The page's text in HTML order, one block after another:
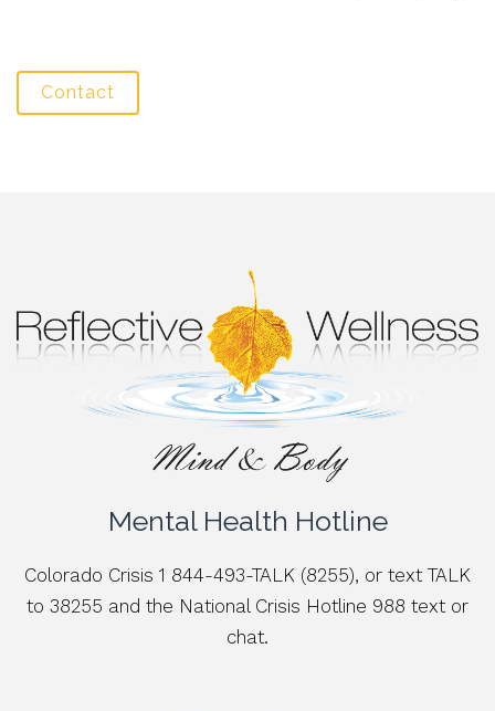
Contact
Mental Health Hotline
Colorado Crisis 1 844-493-TALK (8255), or text TALK
to 38255 and the National Crisis Hotline 988 text or
chat.